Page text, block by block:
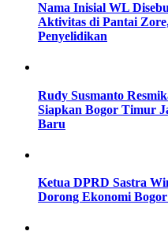
Nama Inisial WL
Aktivitas di Pantai
Penyelidikan
Rudy Susmanto
Siapkan Bogor Timur
Baru
Ketua DPRD Sastra
Dorong Ekonomi